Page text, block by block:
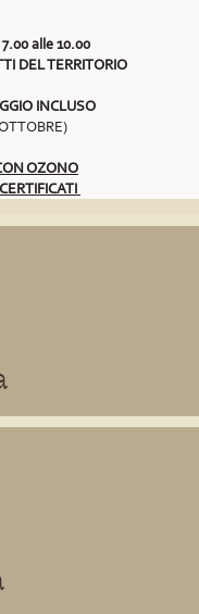
alle 10.00
DEL TERRITORIO
INCLUSO
OZONO